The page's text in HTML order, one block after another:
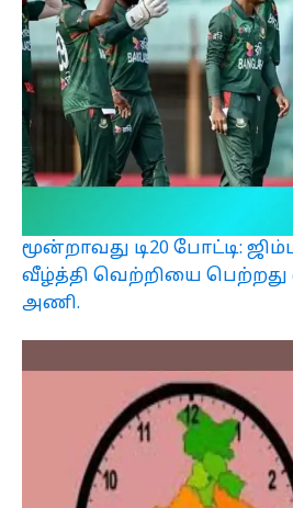
மூன்றாவது டி20 போட்டி:
வீழ்த்தி வெற்றியை
அணி.